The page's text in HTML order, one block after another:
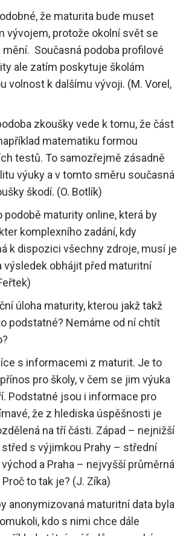
že maturita bude muset
vývojem, protože okolní svět se
mění. Současná podoba profilové
ale zatím poskytuje školám
volnost k dalšímu vývoji. (M. Vorel,
zkoušky vede k tomu, že část
matematiku formou
testů. To samozřejmě zásadně
výuky a v tomto směru současná
škodí. (O. Botlík)
podobě maturity online, která by
komplexního zadání, kdy
k dispozici všechny zdroje, musí je
výsledek obhájit před maturitní
úloha maturity, kterou jakž takž
podstatné? Nemáme od ní chtít
s informacemi z maturit. Je to
pro školy, v čem se jim výuka
Podstatné jsou i informace pro
že z hlediska úspěšnosti je
na tří části. Západ – nejnižší
s výjimkou Prahy – střední
a Praha – nejvyšší průměrná
to tak je? (J. Zíka)
anonymizovaná maturitní data byla
kdo s nimi chce dále